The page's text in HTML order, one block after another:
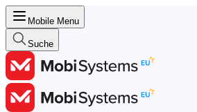
Mobile Menu
Suche